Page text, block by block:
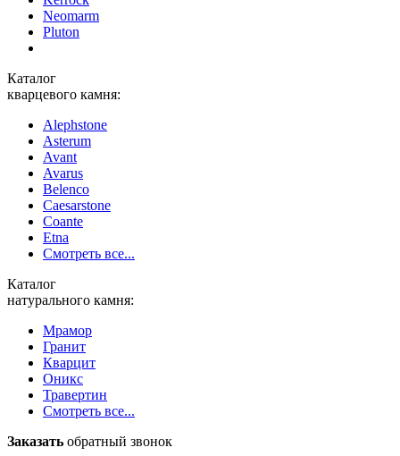
Neomarm
Pluton
Каталог
кварцевого камня:
Alephstone
Asterum
Avant
Avarus
Belenco
Caesarstone
Coante
Etna
Смотреть все...
Каталог
натурального камня:
Мрамор
Гранит
Кварцит
Оникс
Травертин
Смотреть все...
Заказать обратный звонок